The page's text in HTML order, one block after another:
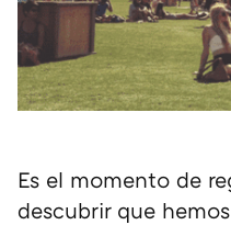
Es el momento de
descubrir que